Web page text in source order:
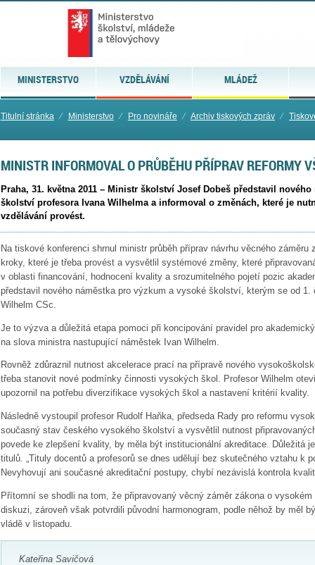
MINISTERSTVO VZDĚLÁVÁNÍ MLÁDEŽ
Titulní stránka ⁄ Ministerstvo ⁄ Pro novináře ⁄ Archiv tiskových zpráv ⁄
MINISTR INFORMOVAL O PRŮBĚHU PŘÍPRAV REFORMY
Praha, 31. května 2011 – Ministr školství Josef Dobeš představil
školství profesora Ivana Wilhelma a informoval o změnách, které je
vzdělávání provést.
Na tiskové konferenci shrnul ministr průběh příprav návrhu věcného
kroky, které je třeba provést a vysvětlil systémové změny, které
v oblasti financování, hodnocení kvality a srozumitelného pojetí pozic
představil nového náměstka pro výzkum a vysoké školství, kterým se od 1.
Wilhelm CSc.
Je to výzva a důležitá etapa pomoci při koncipování pravidel pro
na slova ministra nastupující náměstek Ivan Wilhelm.
Rovněž zdůraznil nutnost akcelerace prací na přípravě nového
třeba stanovit nové podmínky činnosti vysokých škol. Profesor Wilhelm
upozornil na potřebu diverzifikace vysokých škol a nastavení kritérií kvality.
Následně vystoupil profesor Rudolf Haňka, předseda Rady pro reformu
současný stav českého vysokého školství a vysvětlil nutnost
povede ke zlepšení kvality, by měla být institucionální akreditace. Důležitá
titulů. „Tituly docentů a profesorů se dnes udělují bez skutečného vztahu k
Nevyhovují ani současné akreditační postupy, chybí nezávislá kontrola
Přítomní se shodli na tom, že připravovaný věcný záměr zákona o
diskuzi, zároveň však potvrdili původní harmonogram, podle něhož by měl
vládě v listopadu.
Kateřina Savičová